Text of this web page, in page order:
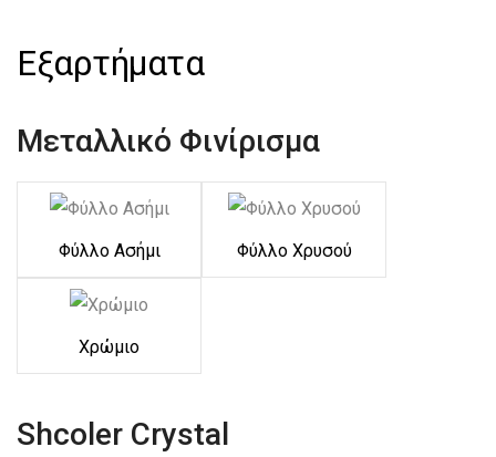
Εξαρτήματα
Μεταλλικό Φινίρισμα
Φύλλο Ασήμι Φύλλο Χρυσού
Χρώμιο
Shcoler Crystal